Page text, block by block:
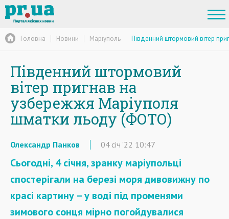
Головна Новини Маріуполь Південний штормовий вітер
Південний штормовий
вітер пригнав на
узбережжя Маріуполя
шматки льоду (ФОТО)
Олександр Панков 04 січ '22 10:47
Сьогодні, 4 січня, зранку маріупольці
спостерігали на березі моря дивовижну по
красі картину – у воді під променями
зимового сонця мірно погойдувалися